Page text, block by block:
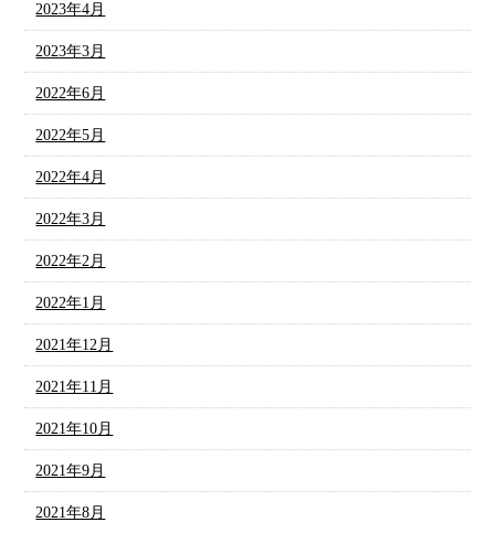
2023年4月
2023年3月
2022年6月
2022年5月
2022年4月
2022年3月
2022年2月
2022年1月
2021年12月
2021年11月
2021年10月
2021年9月
2021年8月